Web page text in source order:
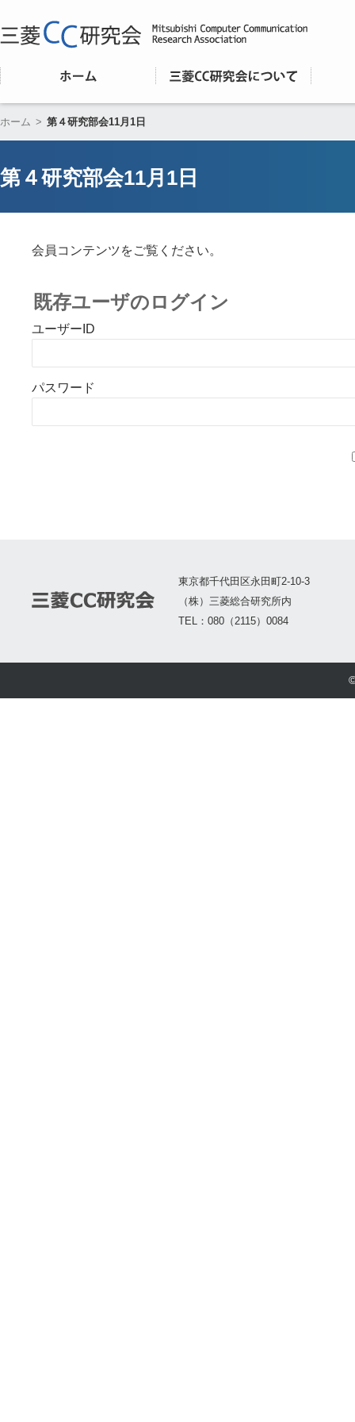
ホーム > 第４研究部会11月1日
第４研究部会11月1日
会員コンテンツをご覧ください。
既存ユーザのログイン
ユーザーID
パスワード
東京都千代田区永田町2-10-3
（株）三菱総合研究所内
TEL：080（2115）0084